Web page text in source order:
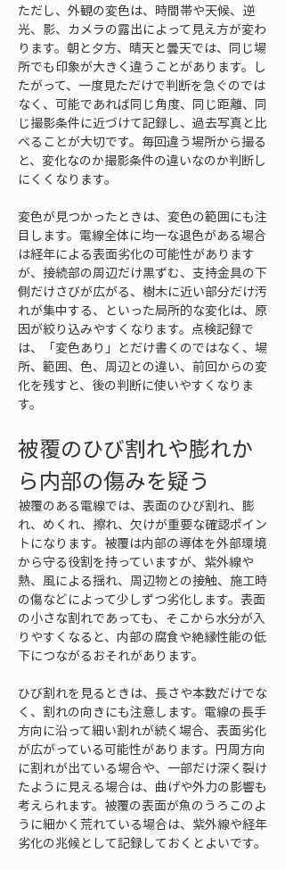
ただし、外観の変色は、時間帯や天候、逆
光、影、カメラの露出によって見え方が変わ
ります。朝と夕方、晴天と曇天では、同じ場
所でも印象が大きく違うことがあります。し
たがって、一度見ただけで判断を急ぐのでは
なく、可能であれば同じ角度、同じ距離、同
じ撮影条件に近づけて記録し、過去写真と比
べることが大切です。毎回違う場所から撮る
と、変化なのか撮影条件の違いなのか判断し
にくくなります。
変色が見つかったときは、変色の範囲にも注
目します。電線全体に均一な退色がある場合
は経年による表面劣化の可能性があります
が、接続部の周辺だけ黒ずむ、支持金具の下
側だけさびが広がる、樹木に近い部分だけ汚
れが集中する、といった局所的な変化は、原
因が絞り込みやすくなります。点検記録で
は、「変色あり」とだけ書くのではなく、場
所、範囲、色、周辺との違い、前回からの変
化を残すと、後の判断に使いやすくなりま
す。
被覆のひび割れや膨れか
ら内部の傷みを疑う
被覆のある電線では、表面のひび割れ、膨
れ、めくれ、擦れ、欠けが重要な確認ポイン
トになります。被覆は内部の導体を外部環境
から守る役割を持っていますが、紫外線や
熱、風による揺れ、周辺物との接触、施工時
の傷などによって少しずつ劣化します。表面
の小さな割れであっても、そこから水分が入
りやすくなると、内部の腐食や絶縁性能の低
下につながるおそれがあります。
ひび割れを見るときは、長さや本数だけでな
く、割れの向きにも注意します。電線の長手
方向に沿って細い割れが続く場合、表面劣化
が広がっている可能性があります。円周方向
に割れが出ている場合や、一部だけ深く裂け
たように見える場合は、曲げや外力の影響も
考えられます。被覆の表面が魚のうろこのよ
うに細かく荒れている場合は、紫外線や経年
劣化の兆候として記録しておくとよいです。